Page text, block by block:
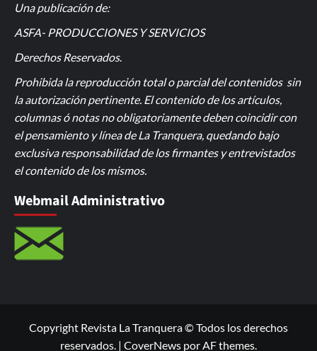
Una publicación de:
ASFA- PRODUCCIONES Y SERVICIOS
Derechos Reservados.
Prohibida la reproducción total o parcial del contenidos sin
la autorización pertinente. El contenido de los artículos,
columnas ó notas no obligatoriamente deben coincidir con
el pensamiento y línea de La Tranquera, quedando bajo
exclusiva responsabilidad de los firmantes y entrevistados
el contenido de los mismos.
Webmail Administrativo
Copyright Revista La Tranquera © Todos los derechos
reservados. | CoverNews por AF themes.